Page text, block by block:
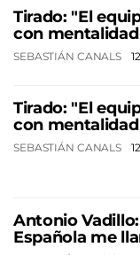
Tirado: "El
con
SEBASTIÁN CANALS
Tirado: "El
con
SEBASTIÁN CANALS
Antonio
Española me